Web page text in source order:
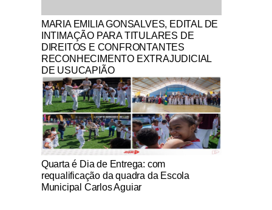
Notícias Católicas
MARIA EMILIA GONSALVES, EDITAL DE
INTIMAÇÃO PARA TITULARES DE
DIREITOS E CONFRONTANTES
RECONHECIMENTO EXTRAJUDICIAL
DE USUCAPIÃO
Notícias Católicas
Quarta é Dia de Entrega: com
requalificação da quadra da Escola
Municipal Carlos Aguiar